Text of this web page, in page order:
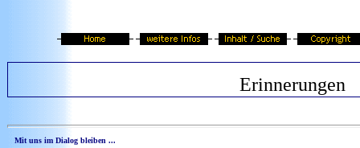
Erinnerungen
Mit uns im Dialog bleiben ...